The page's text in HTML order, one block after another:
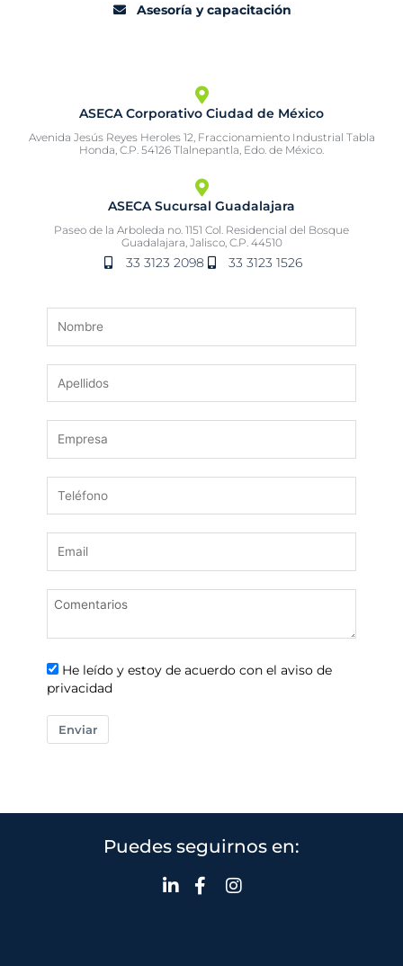
Asesoría y capacitación
ASECA Corporativo Ciudad de México
Avenida Jesús Reyes Heroles 12, Fraccionamiento Industrial Tabla
Honda, C.P. 54126 Tlalnepantla, Edo. de México.
ASECA Sucursal Guadalajara
Paseo de la Arboleda no. 1151 Col. Residencial del Bosque
Guadalajara, Jalisco, C.P. 44510
33 3123 2098 33 3123 1526
He leído y estoy de acuerdo con el aviso de
privacidad
Enviar
Puedes seguirnos en: